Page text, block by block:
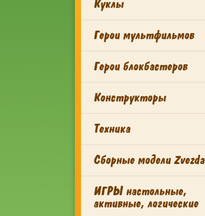
Куклы
Герои мультфильмов
Герои блокбастеров
Конструкторы
Техника
Сборные модели Zvezda
ИГРЫ настольные,
активные, логические